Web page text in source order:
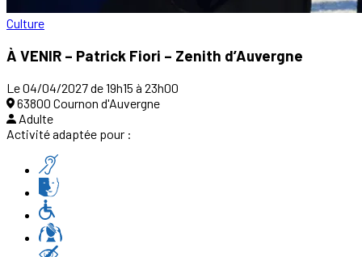
Culture
À VENIR – Patrick Fiori – Zenith d’Auvergne
Le 04/04/2027 de 19h15 à 23h00
63800 Cournon d'Auvergne
Adulte
Activité adaptée pour :